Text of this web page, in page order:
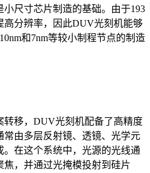
小尺寸芯片制造的基础。由于193
高分辨率，因此DUV光刻机能够
和7nm等较小制程节点的制造
转移，DUV光刻机配备了高精度
常由多层反射镜、透镜、光学元
。在这个系统中，光源的光线通
焦，并通过光掩模投射到硅片